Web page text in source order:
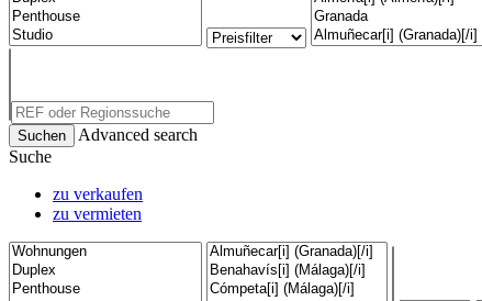
Advanced search
Suche
zu verkaufen
zu vermieten